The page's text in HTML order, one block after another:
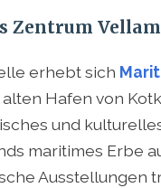
Zentrum
erhebt sich
alten Hafen von
und
maritimes Erbe
Ausstellungen